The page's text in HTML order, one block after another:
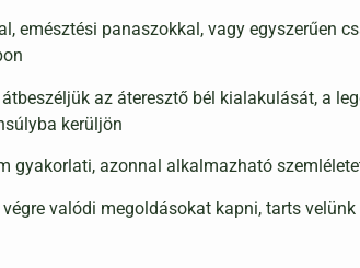
emésztési panaszokkal, vagy egyszerűen
az áteresztő bél kialakulását, a
kerüljön
gyakorlati, azonnal alkalmazható
valódi megoldásokat kapni, tarts velünk